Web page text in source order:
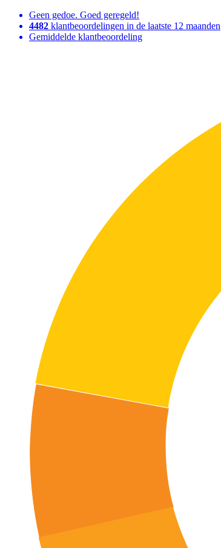
Geen gedoe. Goed geregeld!
4482 klantbeoordelingen in de laatste 12 maanden
Gemiddelde klantbeoordeling